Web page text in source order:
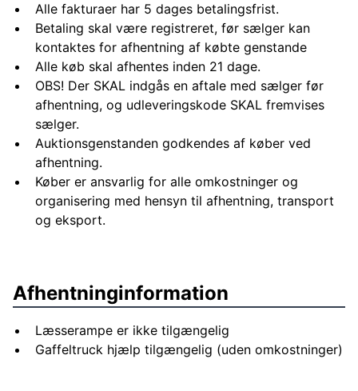
Alle fakturaer har 5 dages betalingsfrist.
Betaling skal være registreret, før sælger kan
kontaktes for afhentning af købte genstande
Alle køb skal afhentes inden 21 dage.
OBS! Der SKAL indgås en aftale med sælger før
afhentning, og udleveringskode SKAL fremvises
sælger.
Auktionsgenstanden godkendes af køber ved
afhentning.
Køber er ansvarlig for alle omkostninger og
organisering med hensyn til afhentning, transport
og eksport.
Afhentninginformation
Læsserampe er ikke tilgængelig
Gaffeltruck hjælp tilgængelig (uden omkostninger)